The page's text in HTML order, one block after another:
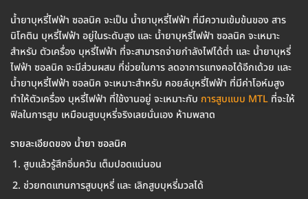
น้ำยาบุหรี่ไฟฟ้า ซอลนิค จะเป็น น้ำยาบุหรี่ไฟฟ้า ที่มีความเข้มข้นของ สาร
นิโคติน บุหรี่ไฟฟ้า อยู่ในระดับสูง และ น้ำยาบุหรี่ไฟฟ้า ซอลนิค จะเหมาะ
สำหรับ ตัวเครื่อง บุหรี่ไฟฟ้า ที่จะสามารถจ่ายกำลังไฟได้ต่ำ และ น้ำยาบุหรี่
ไฟฟ้า ซอลนิค จะมีส่วนผสม ที่ช่วยในการ ลดอาการแทงคอได้อีกเด้วย และ
น้ำยาบุหรี่ไฟฟ้า ซอลนิค จะเหมาะสำหรับ คอยล์บุหรี่ไฟฟ้า ที่มีค่าโอห์มสูง
ทำให้ตัวเครื่อง บุหรี่ไฟฟ้า ที่ใช้งานอยู่ จะเหมาะกับ การสูบแบบ MTL ที่จะให้
ฟิลในการสูบ เหมือนสูบบุหรี่จริงเลยนั่นเอง ห้ามพลาด
รายละเอียดของ น้ำยา ซอลนิค
สูบแล้วรู้สึกอิ่มควัน เต็มปอดแน่นอน
ช่วยทดแทนการสูบบุหรี่ และ เลิกสูบบุหรี่มวลได้